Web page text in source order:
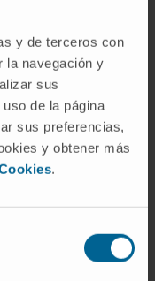
y de terceros con
la navegación y
sus
de la página
sus preferencias,
y obtener más
.